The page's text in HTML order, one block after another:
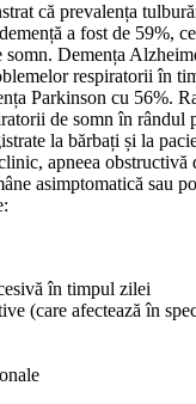
că prevalența
a fost de 59%,
somn. Demența
respiratorii în
Parkinson cu 56%.
de somn în rândul
la bărbați și la
apneea obstructivă
asimptomatică sau
în timpul zilei
(care afectează în